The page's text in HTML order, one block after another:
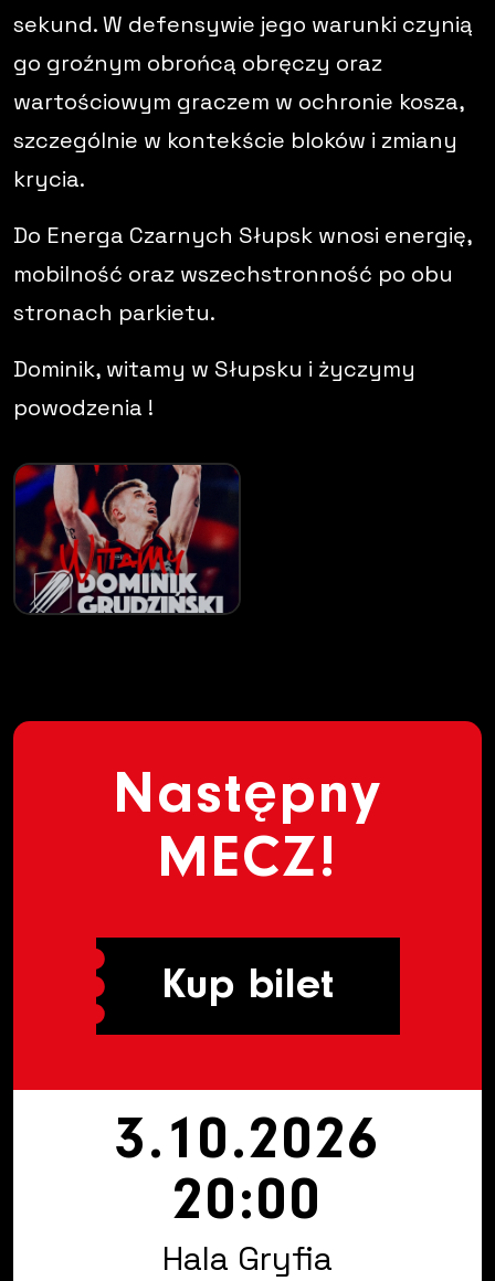
sekund. W defensywie jego warunki czynią
go groźnym obrońcą obręczy oraz
wartościowym graczem w ochronie kosza,
szczególnie w kontekście bloków i zmiany
krycia.
Do Energa Czarnych Słupsk wnosi energię,
mobilność oraz wszechstronność po obu
stronach parkietu.
Dominik, witamy w Słupsku i życzymy
powodzenia !
Następny
MECZ!
Kup bilet
3.10.2026
20:00
Hala Gryfia